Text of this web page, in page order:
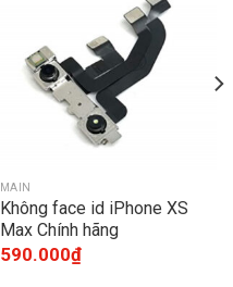
MAIN
Không face id iPhone XS
Max Chính hãng
590.000₫